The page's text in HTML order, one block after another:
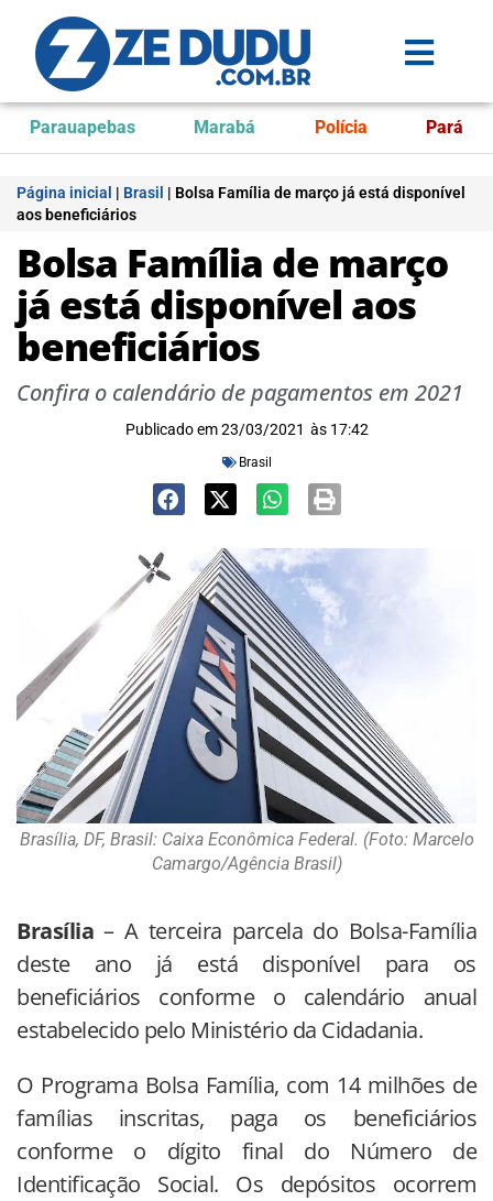
Parauapebas Marabá Polícia Pará
Página inicial | Brasil | Bolsa Família de março já está disponível
aos beneficiários
Bolsa Família de março
já está disponível aos
beneficiários
Confira o calendário de pagamentos em 2021
Publicado em 23/03/2021 às 17:42
Brasil
Brasília, DF, Brasil: Caixa Econômica Federal. (Foto: Marcelo
Camargo/Agência Brasil)
Brasília– A terceira parcela do Bolsa-Família
deste ano já está disponível para os
beneficiários conforme o calendário anual
estabelecido pelo Ministério da Cidadania.
O Programa Bolsa Família, com 14 milhões de
famílias inscritas, paga os beneficiários
conforme o dígito final do Número de
Identificação Social. Os depósitos ocorrem